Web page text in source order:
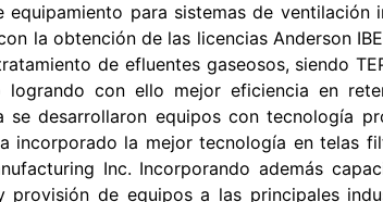
para sistemas de ventilación
la obtención de las licencias Anderson
de efluentes gaseosos, siendo
con ello mejor eficiencia en
desarrollaron equipos con tecnología
incorporado la mejor tecnología en telas
Inc. Incorporando además
provisión de equipos a las principales